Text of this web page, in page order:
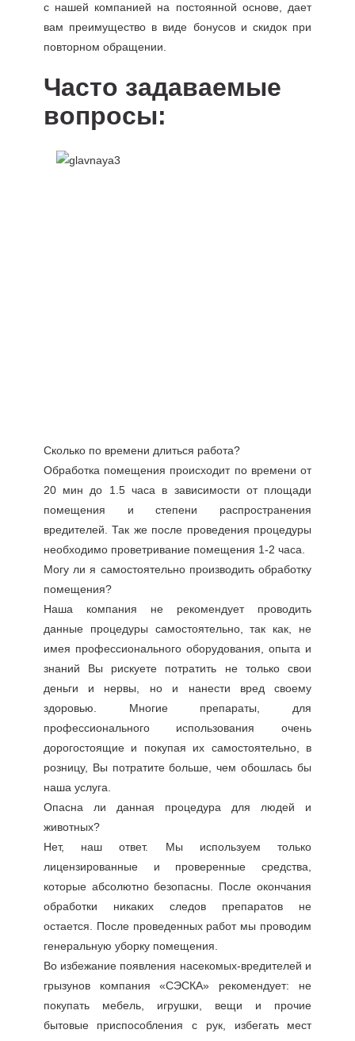
с нашей компанией на постоянной основе, дает
вам преимущество в виде бонусов и скидок при
повторном обращении.
Часто задаваемые
вопросы:
Сколько по времени длиться работа?
Обработка помещения происходит по времени от
20 мин до 1.5 часа в зависимости от площади
помещения и степени распространения
вредителей. Так же после проведения процедуры
необходимо проветривание помещения 1-2 часа.
Могу ли я самостоятельно производить обработку
помещения?
Наша компания не рекомендует проводить
данные процедуры самостоятельно, так как, не
имея профессионального оборудования, опыта и
знаний Вы рискуете потратить не только свои
деньги и нервы, но и нанести вред своему
здоровью. Многие препараты, для
профессионального использования очень
дорогостоящие и покупая их самостоятельно, в
розницу, Вы потратите больше, чем обошлась бы
наша услуга.
Опасна ли данная процедура для людей и
животных?
Нет, наш ответ. Мы используем только
лицензированные и проверенные средства,
которые абсолютно безопасны. После окончания
обработки никаких следов препаратов не
остается. После проведенных работ мы проводим
генеральную уборку помещения.
Во избежание появления насекомых-вредителей и
грызунов компания «СЭСКА» рекомендует: не
покупать мебель, игрушки, вещи и прочие
бытовые приспособления с рук, избегать мест